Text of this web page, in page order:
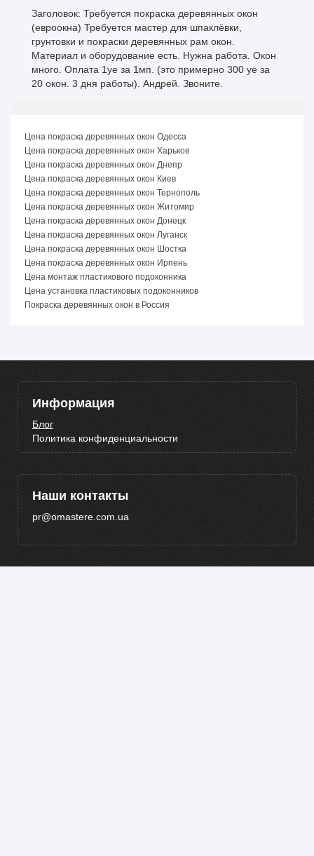
Заголовок: Требуется покраска деревянных окон
(евроокна) Требуется мастер для шпаклёвки,
грунтовки и покраски деревянных рам окон.
Материал и оборудование есть. Нужна работа. Окон
много. Оплата 1уе за 1мп. (это примерно 300 уе за
20 окон. 3 дня работы). Андрей. Звоните.
Цена покраска деревянных окон Одесса
Цена покраска деревянных окон Харьков
Цена покраска деревянных окон Днепр
Цена покраска деревянных окон Киев
Цена покраска деревянных окон Тернополь
Цена покраска деревянных окон Житомир
Цена покраска деревянных окон Донецк
Цена покраска деревянных окон Луганск
Цена покраска деревянных окон Шостка
Цена покраска деревянных окон Ирпень
Цена монтаж пластикового подоконника
Цена установка пластиковых подоконников
Покраска деревянных окон в Россия
Информация
Блог
Политика конфиденциальности
Наши контакты
pr@omastere.com.ua